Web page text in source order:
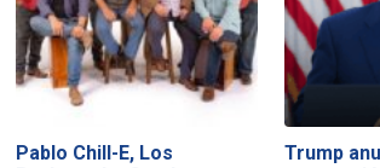
Pablo Chill-E, Los
Trump